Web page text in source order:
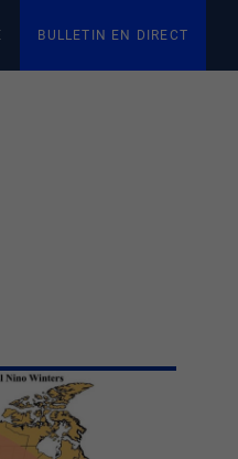
BULLETIN EN DIRECT